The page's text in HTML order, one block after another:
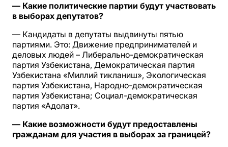
— Какие политические партии будут участвовать
в выборах депутатов?
— Кандидаты в депутаты выдвинуты пятью
партиями. Это: Движение предпринимателей и
деловых людей – Либерально-демократическая
партия Узбекистана, Демократическая партия
Узбекистана «Миллий тикланиш», Экологическая
партия Узбекистана, Народно-демократическая
партия Узбекистана; Социал-демократическая
партия «Адолат».
— Какие возможности будут предоставлены
гражданам для участия в выборах за границей?